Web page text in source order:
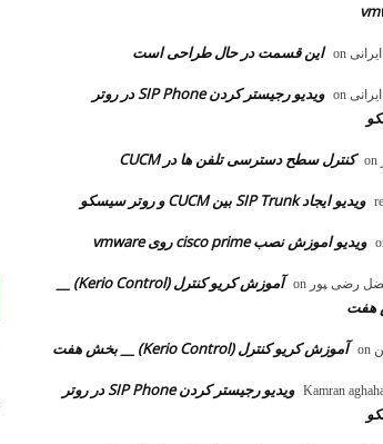
این قسمت در حال طراحی است
ویدیو رجیستر کردن SIP Phone در روتر
کنترل سطح دسترسی تلفن ها در CUCM
ویدیو ایجاد SIP Trunk بین CUCM و روتر سیسکو
ویدیو اموزش نصب cisco prime روی vmware
رضی ‍‍پور
آموزش کریو کنترل (Kerio Control) __
هفت
آموزش کریو کنترل (Kerio Control) __ بخش هفت
Kamran
ویدیو رجیستر کردن SIP Phone در روتر